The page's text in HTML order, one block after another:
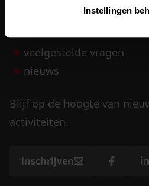
Instellingen
veelgestelde vragen
nieuws
Blijf op de hoogte van
activiteiten.
inschrijven